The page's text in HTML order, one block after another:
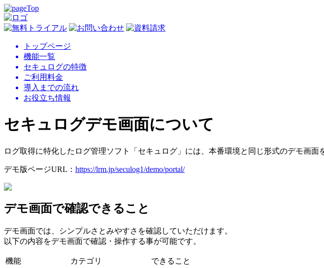
トップページ
機能一覧
セキュログの特徴
ご利用料金
導入までの流れ
お役立ち情報
セキュログデモ画面について
ログ取得に特化したログ管理ソフト「セキュログ」には、本番環境と同じ形式のデモ画面
デモ版ページURL： https://lrm.jp/seculog1/demo/portal/
デモ画面で確認できること
デモ画面では、シンプルさとみやすさを確認していただけます。
以下の内容をデモ画面で確認・操作する事が可能です。
機能 カテゴリ できること